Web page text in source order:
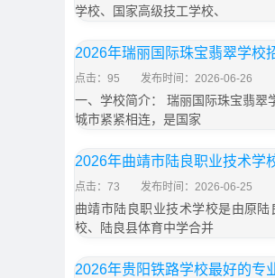
学校、国家高级技工学校、
2026年瑞丽国际珠宝翡翠学校
点击：95 发布时间：2026-06-26
一、学校简介： 瑞丽国际珠宝翡翠
城市紧紧相连，是国家
2026年曲靖市陆良职业技术学
点击：73 发布时间：2026-06-25
曲靖市陆良职业技术学校是由原
校、陆良县体育中学合并
2026年贵阳铁路学校最好的专